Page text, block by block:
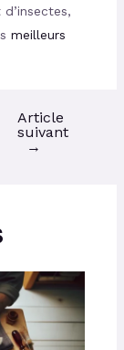
meilleurs
Article
suivant
→